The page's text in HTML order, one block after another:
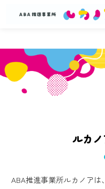
ルカノ
ABA推進事業所ルカノア